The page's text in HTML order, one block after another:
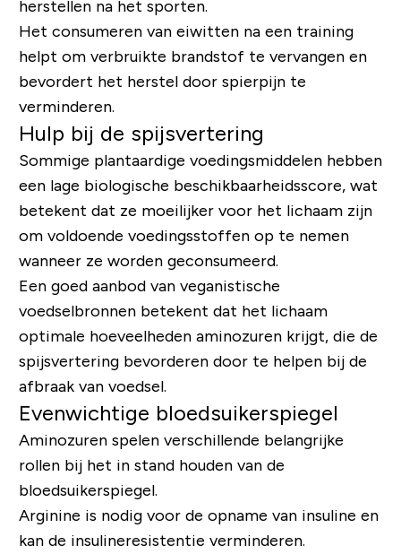
herstellen na het sporten.
Het consumeren van eiwitten na een training
helpt om verbruikte brandstof te vervangen en
bevordert het herstel door spierpijn te
verminderen.
Hulp bij de spijsvertering
Sommige plantaardige voedingsmiddelen hebben
een lage biologische beschikbaarheidsscore, wat
betekent dat ze moeilijker voor het lichaam zijn
om voldoende voedingsstoffen op te nemen
wanneer ze worden geconsumeerd.
Een goed aanbod van veganistische
voedselbronnen betekent dat het lichaam
optimale hoeveelheden aminozuren krijgt, die de
spijsvertering bevorderen door te helpen bij de
afbraak van voedsel.
Evenwichtige bloedsuikerspiegel
Aminozuren spelen verschillende belangrijke
rollen bij het in stand houden van de
bloedsuikerspiegel.
Arginine is nodig voor de opname van insuline en
kan de insulineresistentie verminderen.